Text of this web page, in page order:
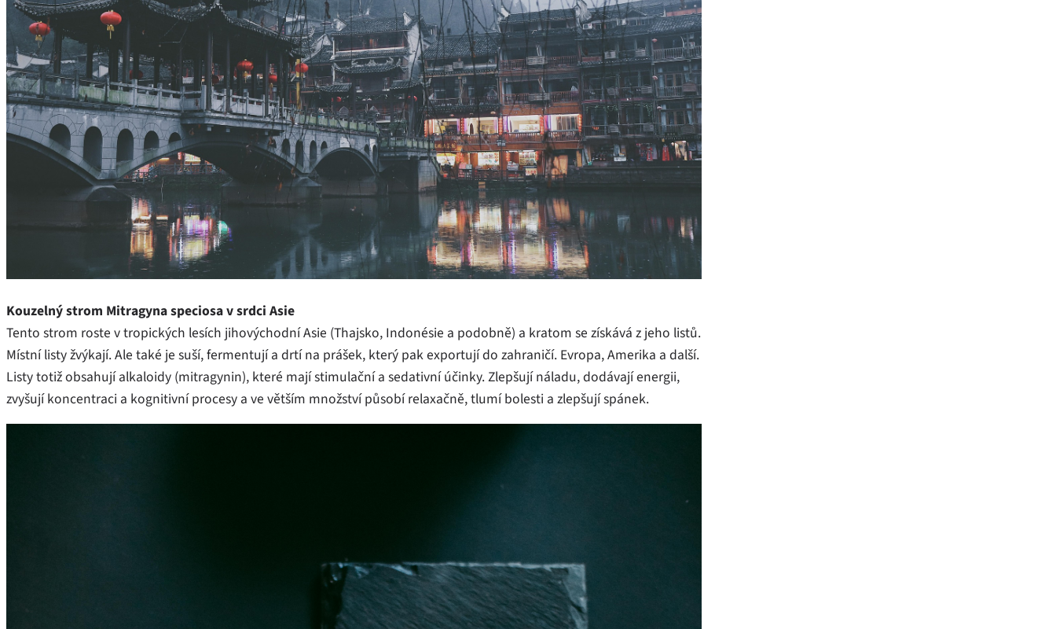
Kouzelný strom Mitragyna speciosa v srdci Asie
Tento strom roste v tropických lesích jihovýchodní Asie (Thajsko, Indonésie a podobně) a kratom se získává z jeho listů.
Místní listy žvýkají. Ale také je suší, fermentují a drtí na prášek, který pak exportují do zahraničí. Evropa, Amerika a další.
Listy totiž obsahují alkaloidy (mitragynin), které mají stimulační a sedativní účinky. Zlepšují náladu, dodávají energii,
zvyšují koncentraci a kognitivní procesy a ve větším množství působí relaxačně, tlumí bolesti a zlepšují spánek.